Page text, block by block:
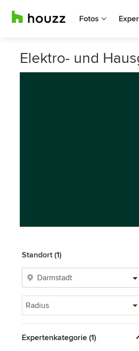
Fotos
Elektro- und
Standort (1)
Radius
Expertenkategorie (1)